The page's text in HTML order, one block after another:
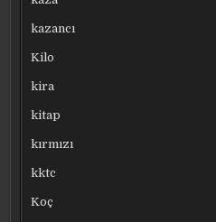
kazancı
Kilo
kira
kitap
kırmızı
kktc
Koç